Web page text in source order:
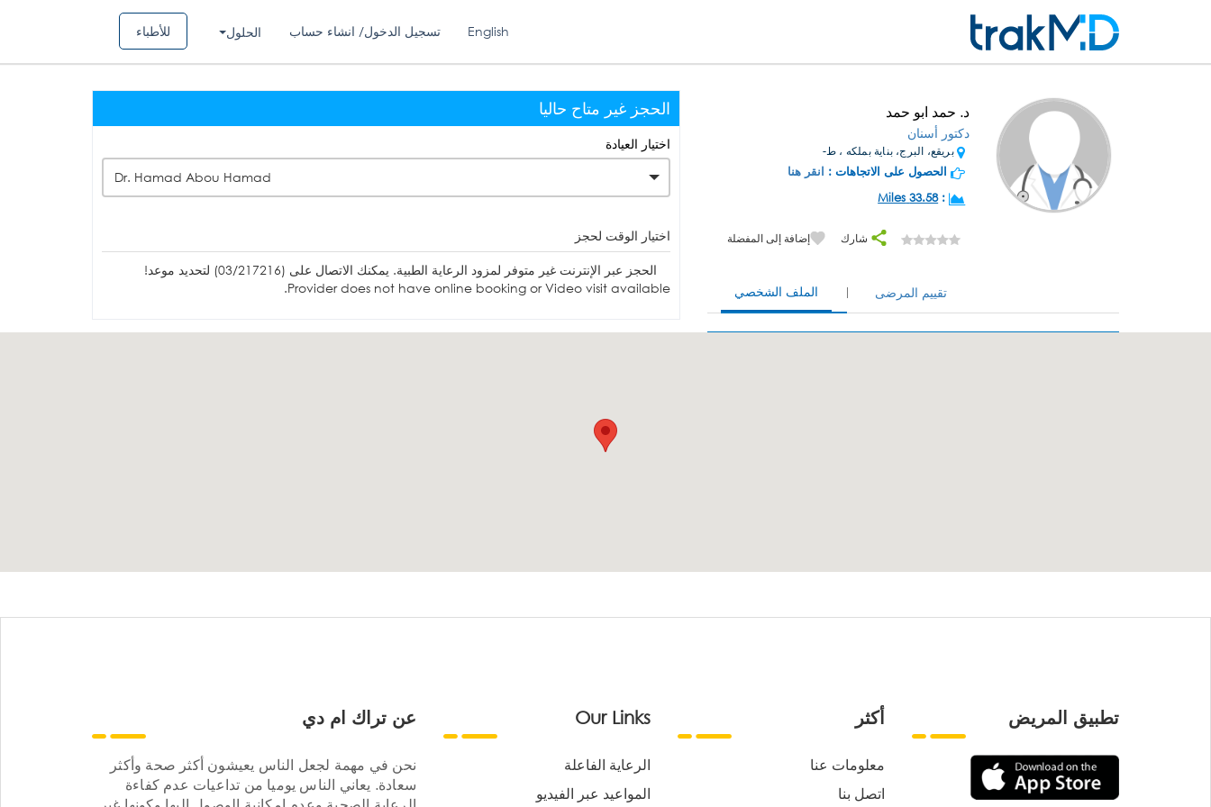
للأطباء الحلول تسجيل الدخول/ انشاء حساب English
د. حمد ابو حمد
دكتور أسنان
بريقع، البرج، بناية بملكه ، ط-
الحصول على الاتجاهات : انقر هنا
:
33.58 Miles
شارك إضافة إلى المفضلة
الملف الشخصي تقييم المرضى
الحجز غير متاح حاليا
اختيار العيادة
Dr. Hamad Abou Hamad
اختيار الوقت لحجز
الحجز عبر الإنترنت غير متوفر لمزود الرعاية الطبية. يمكنك الاتصال على (03/217216) لتحديد موعد!
Provider does not have online booking or Video visit available.
عن تراك ام دي
نحن في مهمة لجعل الناس يعيشون أكثر صحة وأكثر
سعادة. يعاني الناس يوميا من تداعيات عدم كفاءة
Our Links
الرعاية الفاعلة
المواعيد عبر الفيديو
أكثر
معلومات عنا
اتصل بنا
تطبيق المريض